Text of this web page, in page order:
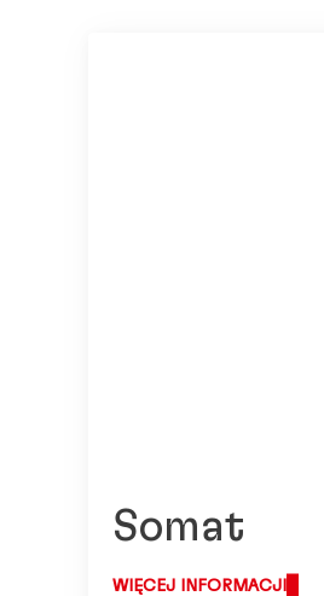
Somat
WIĘCEJ INFORMACJI